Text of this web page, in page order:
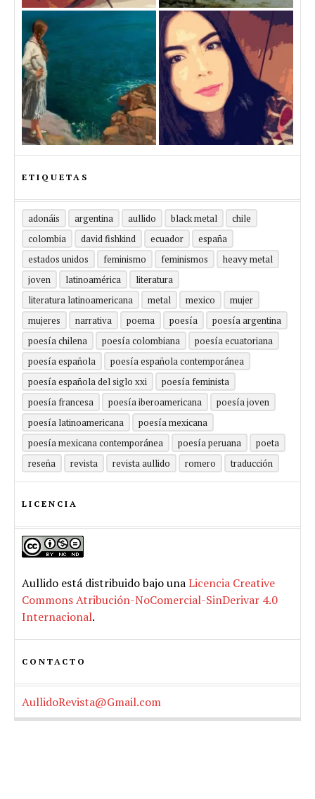
ETIQUETAS
adonáis argentina aullido black metal
chile
colombia
david fishkind ecuador
españa
estados unidos
feminismo feminismos
heavy metal
joven
latinoamérica
literatura
literatura latinoamericana
metal mexico
mujer
mujeres
narrativa poema poesía
poesía argentina
poesía chilena
poesía colombiana
poesía ecuatoriana
poesía española
poesía española contemporánea
poesía española del siglo xxi
poesía feminista
poesía francesa
poesía iberoamericana
poesía joven
poesía latinoamericana
poesía mexicana
poesía mexicana contemporánea
poesía peruana
poeta
reseña
revista revista aullido romero traducción
LICENCIA
Aullido está distribuido bajo unaLicencia Creative
Commons Atribución-NoComercial-SinDerivar 4.0
Internacional.
CONTACTO
AullidoRevista@Gmail.com